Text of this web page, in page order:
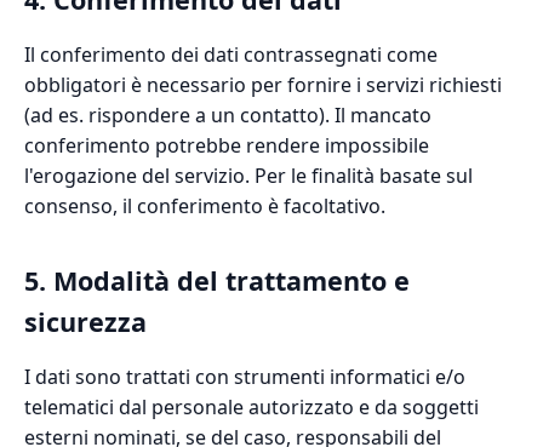
Il conferimento dei dati contrassegnati come
obbligatori è necessario per fornire i servizi richiesti
(ad es. rispondere a un contatto). Il mancato
conferimento potrebbe rendere impossibile
l'erogazione del servizio. Per le finalità basate sul
consenso, il conferimento è facoltativo.
5. Modalità del trattamento e
sicurezza
I dati sono trattati con strumenti informatici e/o
telematici dal personale autorizzato e da soggetti
esterni nominati, se del caso, responsabili del